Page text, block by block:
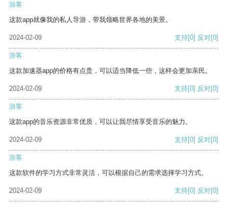
游客
这款app就像我的私人导游，带我领略世界各地的美景。
2024-02-09 支持[0] 反对[0]
游客
这款加速器app的价格有点贵，可以适当降低一些，这样会更加亲民。
2024-02-09 支持[0] 反对[0]
游客
这款app的音乐资源非常优质，可以让我尽情享受音乐的魅力。
2024-02-09 支持[0] 反对[0]
游客
这款软件的学习方式非常灵活，可以根据自己的需求选择学习方式。
2024-02-09 支持[0] 反对[0]